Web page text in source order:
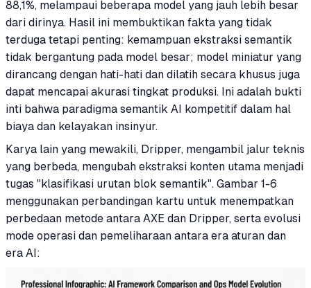
88,1%, melampaui beberapa model yang jauh lebih besar
dari dirinya. Hasil ini membuktikan fakta yang tidak
terduga tetapi penting: kemampuan ekstraksi semantik
tidak bergantung pada model besar; model miniatur yang
dirancang dengan hati-hati dan dilatih secara khusus juga
dapat mencapai akurasi tingkat produksi. Ini adalah bukti
inti bahwa paradigma semantik AI kompetitif dalam hal
biaya dan kelayakan insinyur.
Karya lain yang mewakili, Dripper, mengambil jalur teknis
yang berbeda, mengubah ekstraksi konten utama menjadi
tugas "klasifikasi urutan blok semantik". Gambar 1-6
menggunakan perbandingan kartu untuk menempatkan
perbedaan metode antara AXE dan Dripper, serta evolusi
mode operasi dan pemeliharaan antara era aturan dan
era AI: